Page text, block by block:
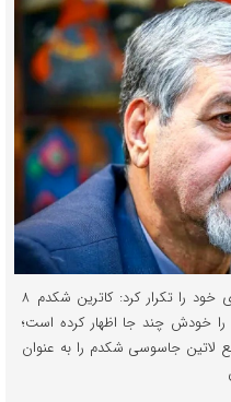
مصطفی کواکبیان در اظهاراتی جدید، ادعای خود را تکرار کرد: کاترین شکدم ۸
۱۰۰ مورد صیغه را خودش چند جا اظهار کرده است؛
لاتین جاسوسی شکدم را به عنوان